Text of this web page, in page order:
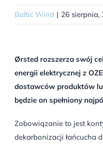
Baltic Wind | 26 sierpnia,
Ørsted rozszerza swój
energii elektrycznej z
dostawców produktów
będzie on spełniony
Zobowiązanie to jest
dekarbonizacji łańcucha